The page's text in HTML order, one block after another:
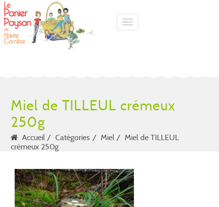
Toggle navigation
Miel de TILLEUL crémeux
250g
Accueil Catégories Miel
Miel de TILLEUL
crémeux 250g